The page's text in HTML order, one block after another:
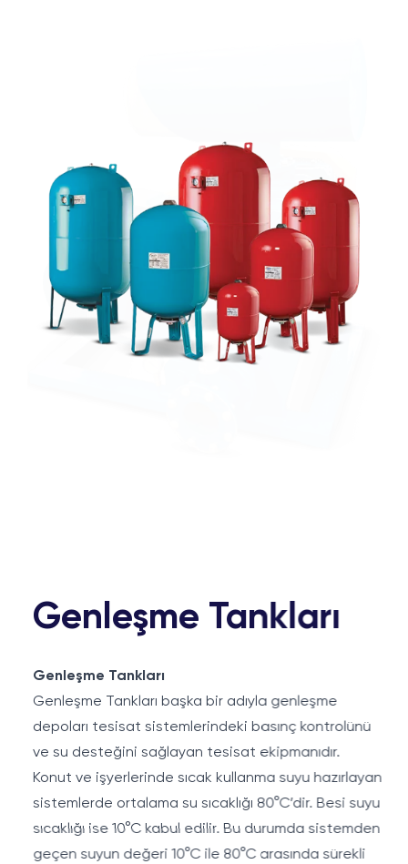
Genleşme Tankları
Genleşme Tankları
Genleşme Tankları başka bir adıyla genleşme
depoları tesisat sistemlerindeki basınç kontrolünü
ve su desteğini sağlayan tesisat ekipmanıdır.
Konut ve işyerlerinde sıcak kullanma suyu hazırlayan
sistemlerde ortalama su sıcaklığı 80°C’dir. Besi suyu
sıcaklığı ise 10°C kabul edilir. Bu durumda sistemden
geçen suyun değeri 10°C ile 80°C arasında sürekli